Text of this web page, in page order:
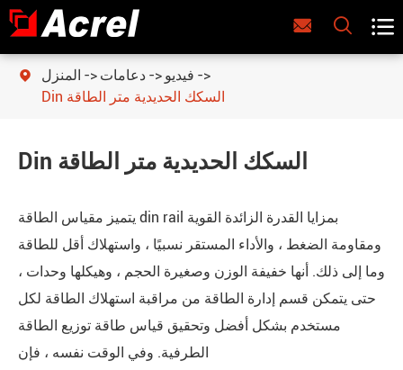
  
 المنزل دعامات
فيديو
Din السكك الحديدية متر الطاقة
Din السكك الحديدية متر الطاقة
يتميز مقياس الطاقة din rail بمزايا القدرة الزائدة القوية
ومقاومة الضغط ، والأداء المستقر نسبيًا ، واستهلاك أقل للطاقة
وما إلى ذلك. أنها خفيفة الوزن وصغيرة الحجم ، وهيكلها وحدات ،
حتى يتمكن قسم إدارة الطاقة من مراقبة استهلاك الطاقة لكل
مستخدم بشكل أفضل وتحقيق قياس طاقة توزيع الطاقة
الطرفية. وفي الوقت نفسه ، فإن